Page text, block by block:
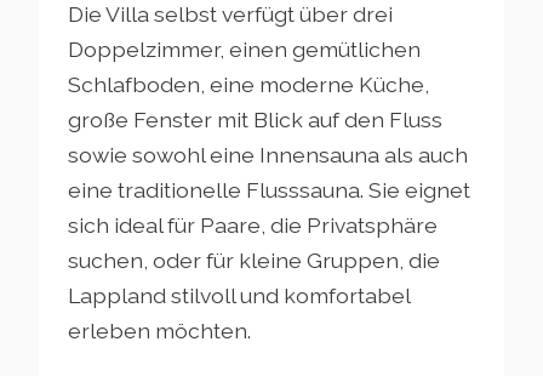
Die Villa selbst verfügt über drei
Doppelzimmer, einen gemütlichen
Schlafboden, eine moderne Küche,
große Fenster mit Blick auf den Fluss
sowie sowohl eine Innensauna als auch
eine traditionelle Flusssauna. Sie eignet
sich ideal für Paare, die Privatsphäre
suchen, oder für kleine Gruppen, die
Lappland stilvoll und komfortabel
erleben möchten.